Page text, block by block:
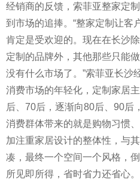
经销商的反馈，索菲亚整家定
到市场的追捧。“整家定制让客
肯定是受欢迎的。现在在长沙
定制的品牌外，其他那些只能
没有什么市场了。”索菲亚长沙
消费市场的年轻化，定制家居
后、70后，逐渐向80后、90后
消费群体带来的就是购物习惯
加注重家居设计的整体性 ，与
凑，最终一个空间一个风格，
所见即所得，省时省力还省心。